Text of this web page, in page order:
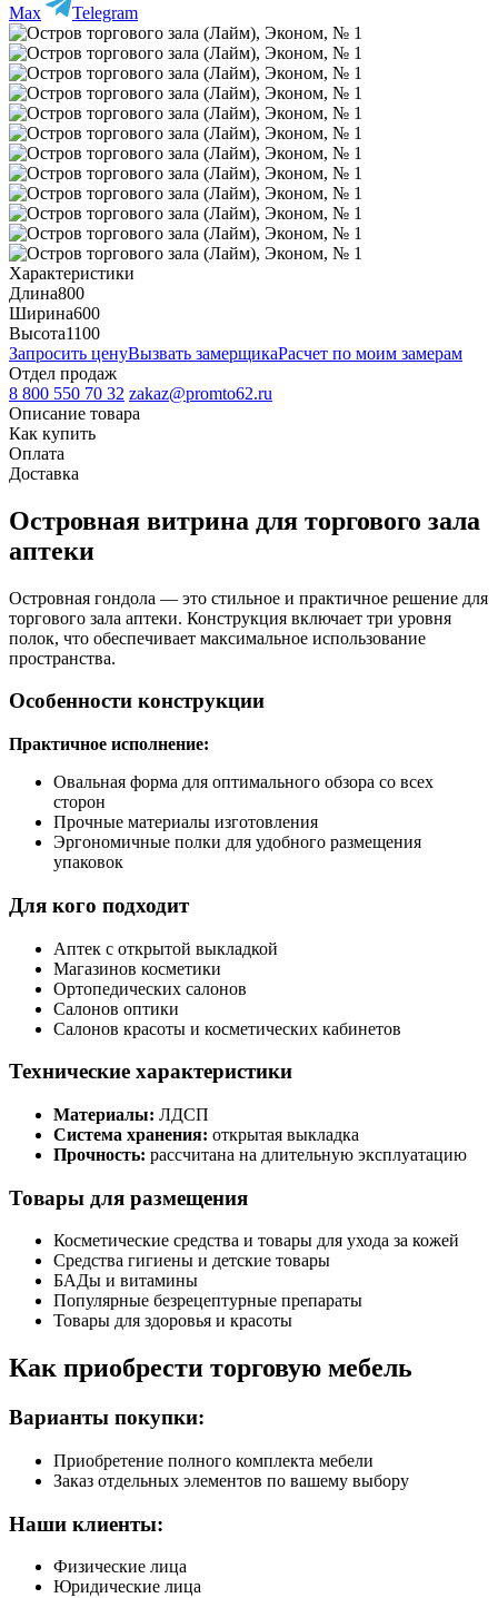
Max Telegram
Характеристики
Длина800
Ширина600
Высота1100
Запросить ценуВызвать замерщикаРасчет по моим замерам
Отдел продаж
8 800 550 70 32 zakaz@promto62.ru
Описание товара
Как купить
Оплата
Доставка
Островная витрина для торгового зала
аптеки
Островная гондола — это стильное и практичное решение для
торгового зала аптеки. Конструкция включает три уровня
полок, что обеспечивает максимальное использование
пространства.
Особенности конструкции
Практичное исполнение:
Овальная форма для оптимального обзора со всех
сторон
Прочные материалы изготовления
Эргономичные полки для удобного размещения
упаковок
Для кого подходит
Аптек с открытой выкладкой
Магазинов косметики
Ортопедических салонов
Салонов оптики
Салонов красоты и косметических кабинетов
Технические характеристики
Материалы: ЛДСП
Система хранения: открытая выкладка
Прочность: рассчитана на длительную эксплуатацию
Товары для размещения
Косметические средства и товары для ухода за кожей
Средства гигиены и детские товары
БАДы и витамины
Популярные безрецептурные препараты
Товары для здоровья и красоты
Как приобрести торговую мебель
Варианты покупки:
Приобретение полного комплекта мебели
Заказ отдельных элементов по вашему выбору
Наши клиенты:
Физические лица
Юридические лица